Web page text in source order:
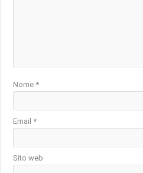
Nome*
Email*
Sito web